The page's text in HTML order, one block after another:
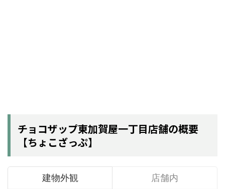
チョコザップ東加賀屋一丁目店舗の概要
【ちょこざっぷ】
建物外観 店舗内